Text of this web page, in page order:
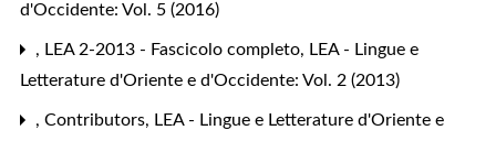
d'Occidente: Vol. 5 (2016)
, LEA 2-2013 - Fascicolo completo, LEA - Lingue e
Letterature d'Oriente e d'Occidente: Vol. 2 (2013)
, Contributors, LEA - Lingue e Letterature d'Oriente e